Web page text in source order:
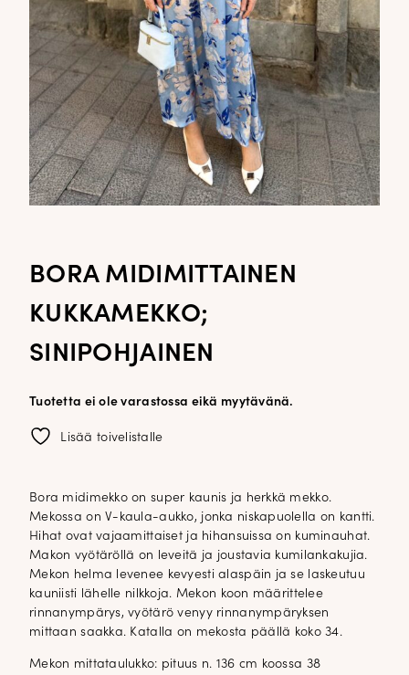
BORA MIDIMITTAINEN
KUKKAMEKKO;
SINIPOHJAINEN
Tuotetta ei ole varastossa eikä myytävänä.
Lisää toivelistalle
Bora midimekko on super kaunis ja herkkä mekko.
Mekossa on V-kaula-aukko, jonka niskapuolella on kantti.
Hihat ovat vajaamittaiset ja hihansuissa on kuminauhat.
Makon vyötäröllä on leveitä ja joustavia kumilankakujia.
Mekon helma levenee kevyesti alaspäin ja se laskeutuu
kauniisti lähelle nilkkoja. Mekon koon määrittelee
rinnanympärys, vyötärö venyy rinnanympäryksen
mittaan saakka. Katalla on mekosta päällä koko 34.
Mekon mittataulukko: pituus n. 136 cm koossa 38